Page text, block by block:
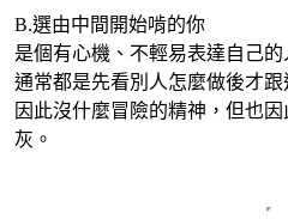
B.選由中間開始啃的你
是個有心機、不輕易表達自己的
通常都是先看別人怎麼做後才跟
因此沒什麼冒險的精神，但也
灰。